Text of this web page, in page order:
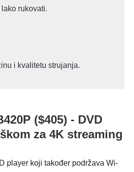
rukovati.
i kvalitetu strujanja.
($405) - DVD
za 4K streaming
player koji također podržava Wi-